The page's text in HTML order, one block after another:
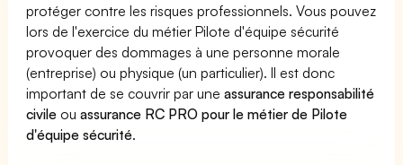
protéger contre les risques professionnels. Vous pouvez
lors de l'exercice du métier Pilote d'équipe sécurité
provoquer des dommages à une personne morale
(entreprise) ou physique (un particulier). Il est donc
important de se couvrir par uneassurance responsabilité
civile ouassurance RC PRO pour le métier de Pilote
d'équipe sécurité.